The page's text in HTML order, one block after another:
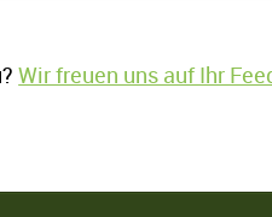
Wir freuen uns auf Ihr